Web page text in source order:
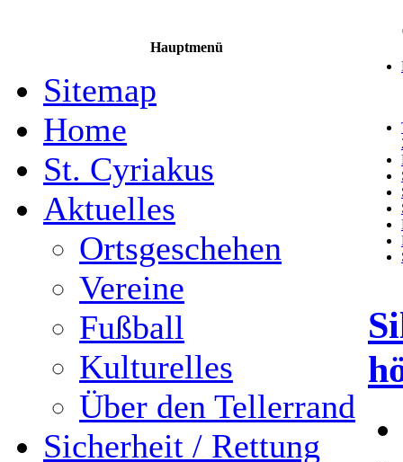
Hauptmenü
Sitemap
Home
St. Cyriakus
Aktuelles
Ortsgeschehen
Vereine
Fußball
Kulturelles
Über den Tellerrand
Sicherheit / Rettung